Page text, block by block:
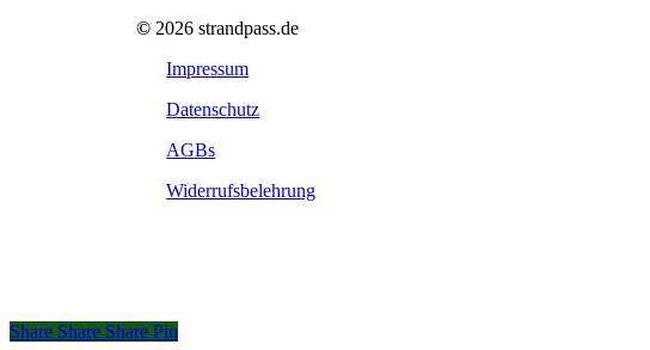
© 2026 strandpass.de
Impressum
Datenschutz
AGBs
Widerrufsbelehrung
Share
Share Share Share Pin